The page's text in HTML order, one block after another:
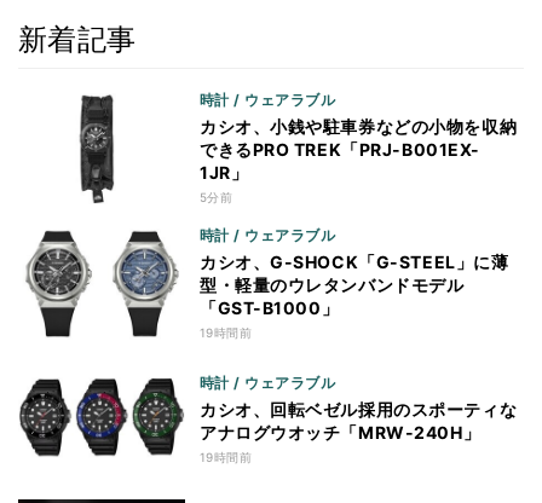
新着記事
時計 / ウェアラブル
カシオ、小銭や駐車券などの小物を収納
できるPRO TREK「PRJ-B001EX-
1JR」
5分前
時計 / ウェアラブル
カシオ、G-SHOCK「G-STEEL」に薄
型・軽量のウレタンバンドモデル
「GST-B1000」
19時間前
時計 / ウェアラブル
カシオ、回転ベゼル採用のスポーティな
アナログウオッチ「MRW-240H」
19時間前